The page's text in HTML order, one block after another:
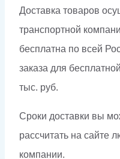
Доставка товаров
транспортной
бесплатна по всей
заказа для
тыс. руб.
Сроки доставки вы
рассчитать на сайте
компании.